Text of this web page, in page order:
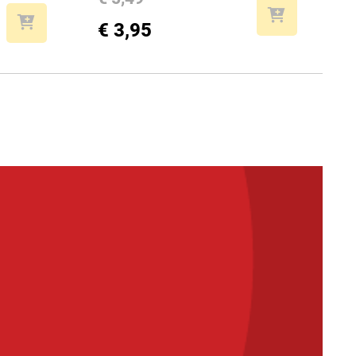
€ 3,95